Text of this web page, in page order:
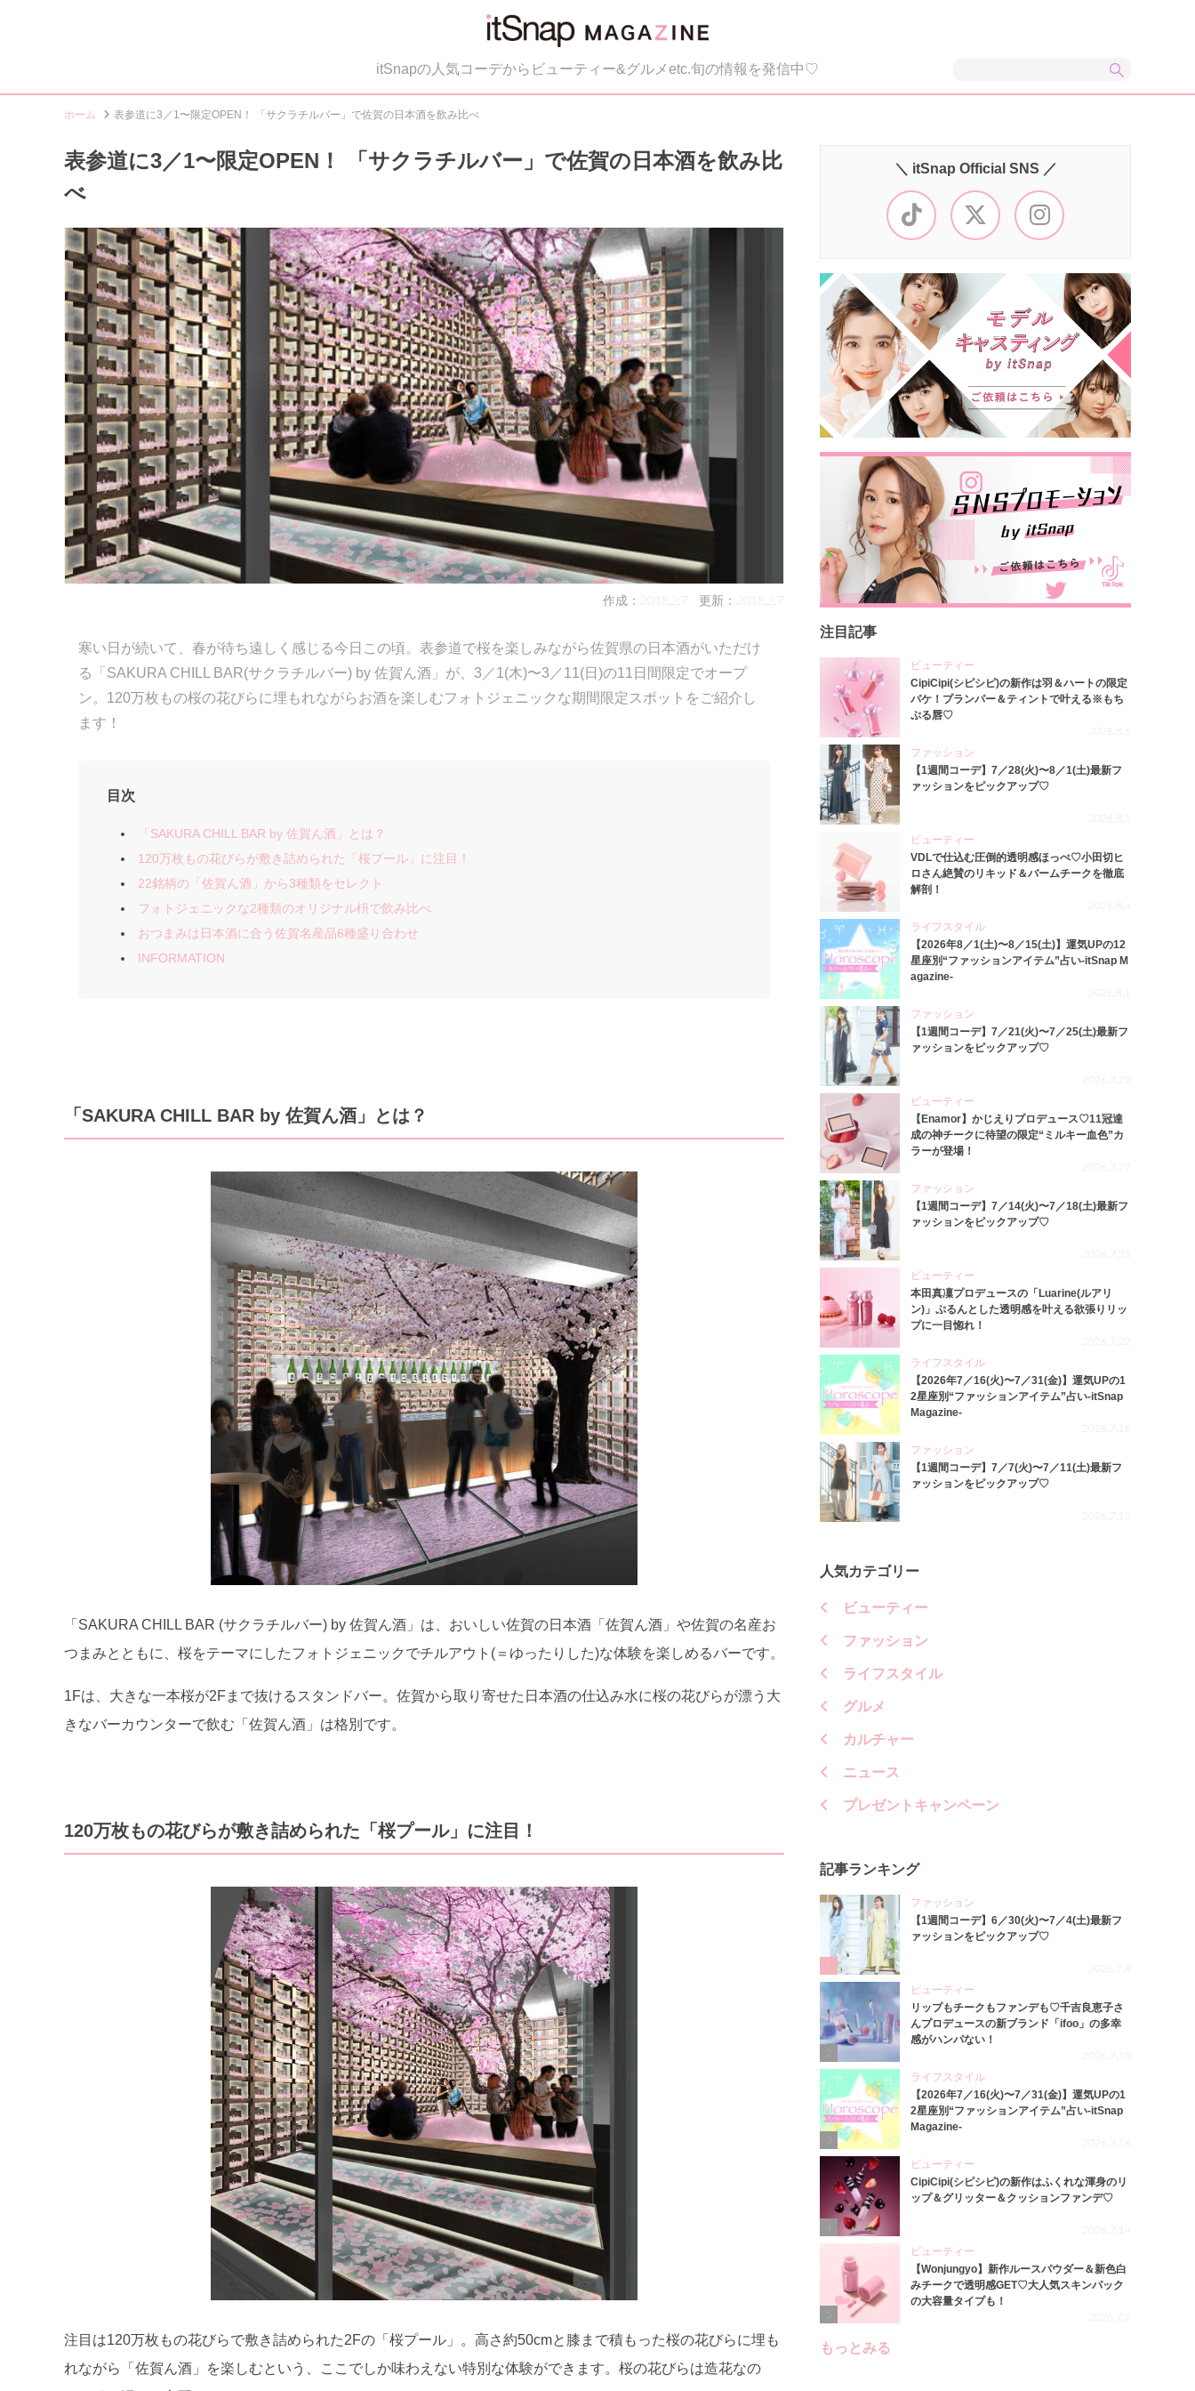
itSnapの人気コーデからビューティー&グルメetc.旬の情報を発信中♡
ホーム 表参道に3／1〜限定OPEN！ 「サクラチルバー」で佐賀の日本酒を飲み比べ
表参道に3／1〜限定OPEN！ 「サクラチルバー」で佐賀の日本酒を飲み比
べ
作成：2018.2.7 更新：2018.2.7
寒い日が続いて、春が待ち遠しく感じる今日この頃。表参道で桜を楽しみながら佐賀県の日本酒がいただけ
る「SAKURA CHILL BAR(サクラチルバー) by 佐賀ん酒」が、3／1(木)〜3／11(日)の11日間限定でオープ
ン。120万枚もの桜の花びらに埋もれながらお酒を楽しむフォトジェニックな期間限定スポットをご紹介し
ます！
目次
「SAKURA CHILL BAR by 佐賀ん酒」とは？
120万枚もの花びらが敷き詰められた「桜プール」に注目！
22銘柄の「佐賀ん酒」から3種類をセレクト
フォトジェニックな2種類のオリジナル枡で飲み比べ
おつまみは日本酒に合う佐賀名産品6種盛り合わせ
INFORMATION
「SAKURA CHILL BAR by 佐賀ん酒」とは？
「SAKURA CHILL BAR (サクラチルバー) by 佐賀ん酒」は、おいしい佐賀の日本酒「佐賀ん酒」や佐賀の名産お
つまみとともに、桜をテーマにしたフォトジェニックでチルアウト(＝ゆったりした)な体験を楽しめるバーです。
1Fは、大きな一本桜が2Fまで抜けるスタンドバー。佐賀から取り寄せた日本酒の仕込み水に桜の花びらが漂う大
きなバーカウンターで飲む「佐賀ん酒」は格別です。
120万枚もの花びらが敷き詰められた「桜プール」に注目！
注目は120万枚もの花びらで敷き詰められた2Fの「桜プール」。高さ約50cmと膝まで積もった桜の花びらに埋も
れながら「佐賀ん酒」を楽しむという、ここでしか味わえない特別な体験ができます。桜の花びらは造花なの
＼ itSnap Official SNS ／
注目記事
ビューティー
CipiCipi(シピシピ)の新作は羽＆ハートの限定
パケ！プランパー＆ティントで叶える※もち
ぷる唇♡
2026.8.6
ファッション
【1週間コーデ】7／28(火)〜8／1(土)最新フ
ァッションをピックアップ♡
2026.8.5
ビューティー
VDLで仕込む圧倒的透明感ほっぺ♡小田切ヒ
ロさん絶賛のリキッド＆バームチークを徹底
解剖！
2026.8.4
ライフスタイル
【2026年8／1(土)〜8／15(土)】運気UPの12
星座別“ファッションアイテム”占い-itSnap M
agazine-
2026.8.1
ファッション
【1週間コーデ】7／21(火)〜7／25(土)最新フ
ァッションをピックアップ♡
2026.7.29
ビューティー
【Enamor】かじえりプロデュース♡11冠達
成の神チークに待望の限定“ミルキー血色”カ
ラーが登場！
2026.7.27
ファッション
【1週間コーデ】7／14(火)〜7／18(土)最新フ
ァッションをピックアップ♡
2026.7.23
ビューティー
本田真凜プロデュースの「Luarine(ルアリ
ン)」ぷるんとした透明感を叶える欲張りリッ
プに一目惚れ！
2026.7.22
ライフスタイル
【2026年7／16(火)〜7／31(金)】運気UPの1
2星座別“ファッションアイテム”占い-itSnap
Magazine-
2026.7.16
ファッション
【1週間コーデ】7／7(火)〜7／11(土)最新フ
ァッションをピックアップ♡
2026.7.15
人気カテゴリー
ビューティー
ファッション
ライフスタイル
グルメ
カルチャー
ニュース
プレゼントキャンペーン
記事ランキング
ファッション
【1週間コーデ】6／30(火)〜7／4(土)最新フ
ァッションをピックアップ♡
2026.7.8
ビューティー
リップもチークもファンデも♡千吉良恵子さ
んプロデュースの新ブランド「ifoo」の多幸
感がハンパない！
2026.7.10
3
ライフスタイル
【2026年7／16(火)〜7／31(金)】運気UPの1
2星座別“ファッションアイテム”占い-itSnap
Magazine-
2026.7.16
4
ビューティー
CipiCipi(シピシピ)の新作はふくれな渾身のリ
ップ＆グリッター＆クッションファンデ♡
2026.7.14
ビューティー
【Wonjungyo】新作ルースパウダー＆新色白
みチークで透明感GET♡大人気スキンパック
の大容量タイプも！
2026.7.9
もっとみる